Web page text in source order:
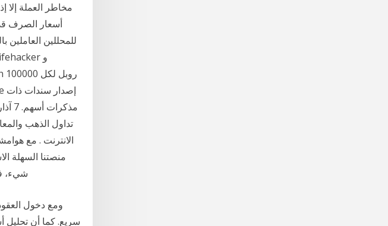
مخاطر العملة إلا
أسعار الصرف
للمحللين العاملين
الانترنت . مع
منصتنا السهلة
شيء،
ومع دخول